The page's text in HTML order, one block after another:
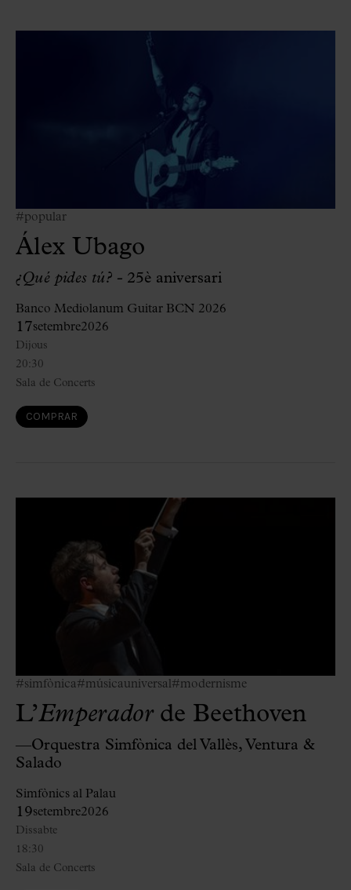
#popular
Álex Ubago
¿Qué pides tú? - 25è aniversari
Banco Mediolanum Guitar BCN 2026
17setembre2026
20:30
Dijous
Sala de Concerts
COMPRAR
#simfònica#músicauniversal #modernisme
L’Emperadorde Beethoven
—Orquestra Simfònica del Vallès, Ventura &
Salado
Simfònics al Palau
19setembre2026
18:30
Dissabte
Sala de Concerts